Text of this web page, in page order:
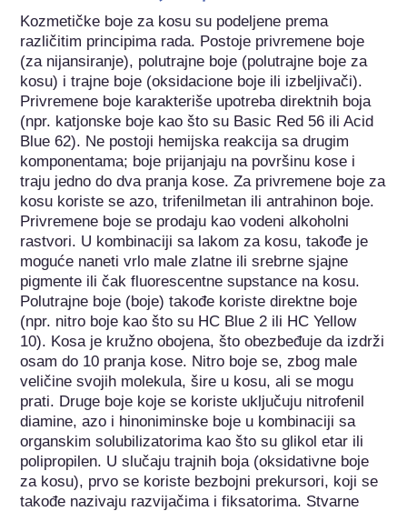
Kozmetičke boje za kosu su podeljene prema
različitim principima rada. Postoje privremene boje
(za nijansiranje), polutrajne boje (polutrajne boje za
kosu) i trajne boje (oksidacione boje ili izbeljivači).
Privremene boje karakteriše upotreba direktnih boja
(npr. katjonske boje kao što su Basic Red 56 ili Acid
Blue 62). Ne postoji hemijska reakcija sa drugim
komponentama; boje prijanjaju na površinu kose i
traju jedno do dva pranja kose. Za privremene boje za
kosu koriste se azo, trifenilmetan ili antrahinon boje.
Privremene boje se prodaju kao vodeni alkoholni
rastvori. U kombinaciji sa lakom za kosu, takođe je
moguće naneti vrlo male zlatne ili srebrne sjajne
pigmente ili čak fluorescentne supstance na kosu.
Polutrajne boje (boje) takođe koriste direktne boje
(npr. nitro boje kao što su HC Blue 2 ili HC Yellow
10). Kosa je kružno obojena, što obezbeđuje da izdrži
osam do 10 pranja kose. Nitro boje se, zbog male
veličine svojih molekula, šire u kosu, ali se mogu
prati. Druge boje koje se koriste uključuju nitrofenil
diamine, azo i hinoniminske boje u kombinaciji sa
organskim solubilizatorima kao što su glikol etar ili
polipropilen. U slučaju trajnih boja (oksidativne boje
za kosu), prvo se koriste bezbojni prekursori, koji se
takođe nazivaju razvijačima i fiksatorima. Stvarne